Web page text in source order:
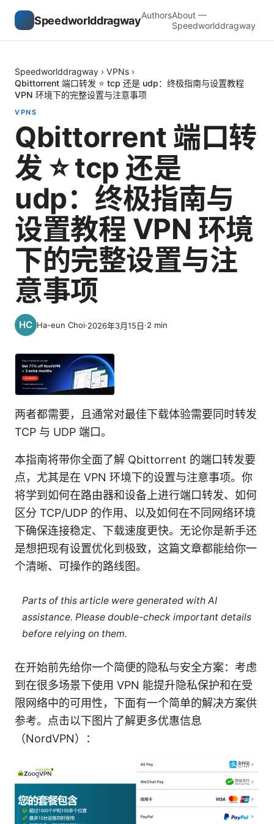
SpeedworlddragwayAuthorsAbout —
Speedworlddragway
Speedworlddragway › VPNs ›
Qbittorrent 端口转发 ⭐ tcp 还是 udp：终极指南与设置教程
VPN 环境下的完整设置与注意事项
VPNS
Qbittorrent 端口转
发 ⭐ tcp 还是
udp：终极指南与
设置教程 VPN 环境
下的完整设置与注
意事项
Ha-eun Choi·2026年3月15日·2 min
两者都需要，且通常对最佳下载体验需要同时转发
TCP 与 UDP 端口。
本指南将带你全面了解 Qbittorrent 的端口转发要
点，尤其是在 VPN 环境下的设置与注意事项。你
将学到如何在路由器和设备上进行端口转发、如何
区分 TCP/UDP 的作用、以及如何在不同网络环境
下确保连接稳定、下载速度更快。无论你是新手还
是想把现有设置优化到极致，这篇文章都能给你一
个清晰、可操作的路线图。
Parts of this article were generated with AI
assistance. Please double-check important details
before relying on them.
在开始前先给你一个简便的隐私与安全方案：考虑
到在很多场景下使用 VPN 能提升隐私保护和在受
限网络中的可用性，下面有一个简单的解决方案供
参考。点击以下图片了解更多优惠信息
（NordVPN）：